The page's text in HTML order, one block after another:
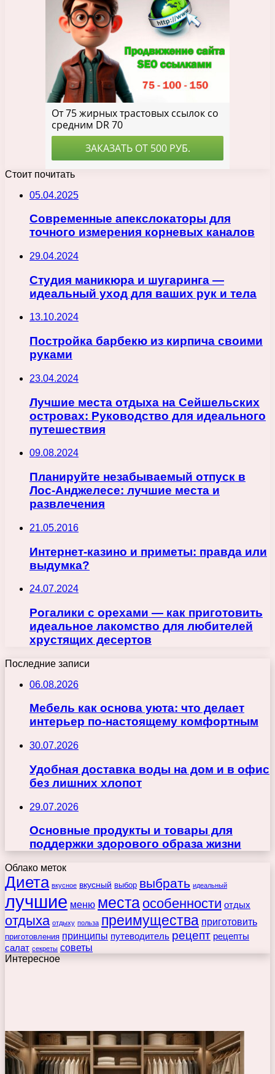
Стоит почитать
05.04.2025
Современные апекслокаторы для
точного измерения корневых каналов
29.04.2024
Студия маникюра и шугаринга —
идеальный уход для ваших рук и тела
13.10.2024
Постройка барбекю из кирпича своими
руками
23.04.2024
Лучшие места отдыха на Сейшельских
островах: Руководство для идеального
путешествия
09.08.2024
Планируйте незабываемый отпуск в
Лос-Анджелесе: лучшие места и
развлечения
21.05.2016
Интернет-казино и приметы: правда или
выдумка?
24.07.2024
Рогалики с орехами — как приготовить
идеальное лакомство для любителей
хрустящих десертов
Последние записи
06.08.2026
Мебель как основа уюта: что делает
интерьер по-настоящему комфортным
30.07.2026
Удобная доставка воды на дом и в офис
без лишних хлопот
29.07.2026
Основные продукты и товары для
поддержки здорового образа жизни
Облако меток
Диета вкусное вкусный выбор выбрать идеальный
лучшие меню места особенности отдых
отдыха отдыху польза преимущества приготовить
приготовления принципы путеводитель рецепт рецепты
салат секреты советы
Интересное